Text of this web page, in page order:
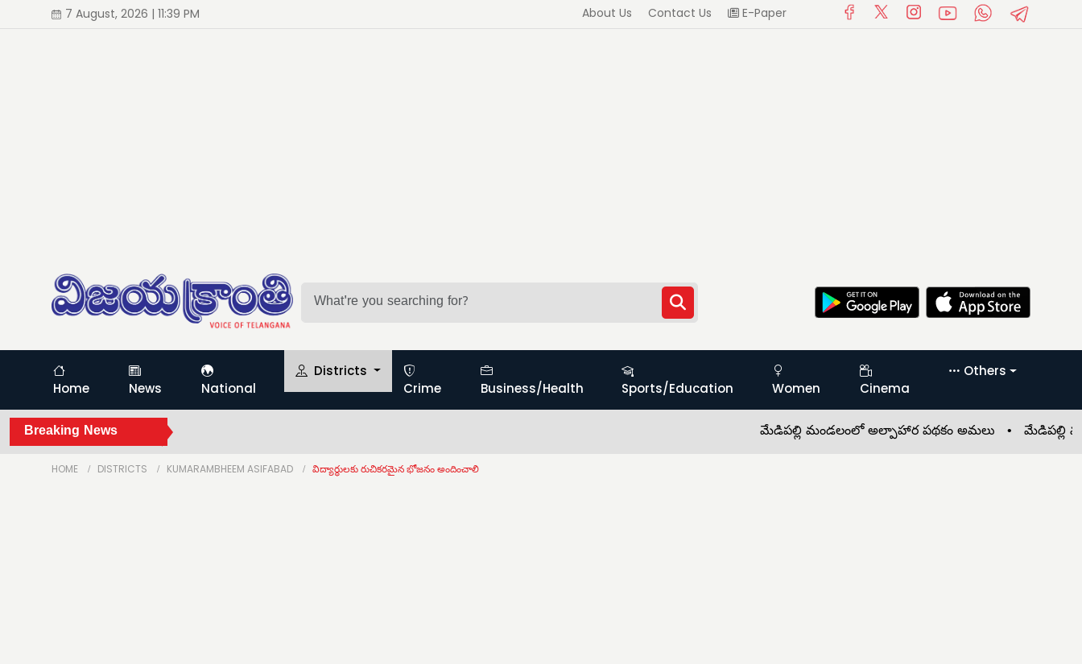
7 August, 2026 | 11:39 PM About Us Contact Us E-Paper
Home News National
Districts
Crime
Business/Health Sports/Education Women Cinema
Others
Breaking News మేడిపల్లి మండలంలో అల్పాహార పథకం అమలు •మేడిపల్లి
HOME DISTRICTS KUMARAMBHEEM ASIFABAD విద్యార్థులకు రుచికరమైన భోజనం అందించాలి